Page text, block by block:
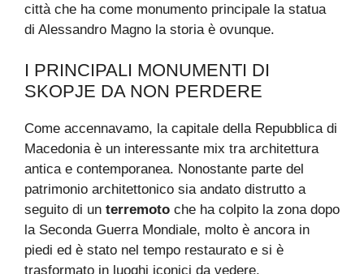
città che ha come monumento principale la statua
di Alessandro Magno la storia è ovunque.
I PRINCIPALI MONUMENTI DI
SKOPJE DA NON PERDERE
Come accennavamo, la capitale della Repubblica di
Macedonia è un interessante mix tra architettura
antica e contemporanea. Nonostante parte del
patrimonio architettonico sia andato distrutto a
seguito di un terremoto che ha colpito la zona dopo
la Seconda Guerra Mondiale, molto è ancora in
piedi ed è stato nel tempo restaurato e si è
trasformato in luoghi iconici da vedere.